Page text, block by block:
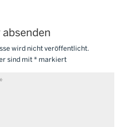
wird nicht veröffentlicht.
sind mit *markiert